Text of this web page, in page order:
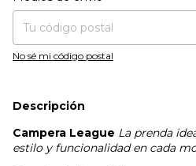
No sé mi código postal
Descripción
Campera League La prenda
estilo y funcionalidad en cada